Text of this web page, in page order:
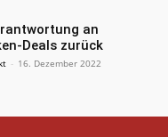
an
Deals zurück
- 16. Dezember 2022